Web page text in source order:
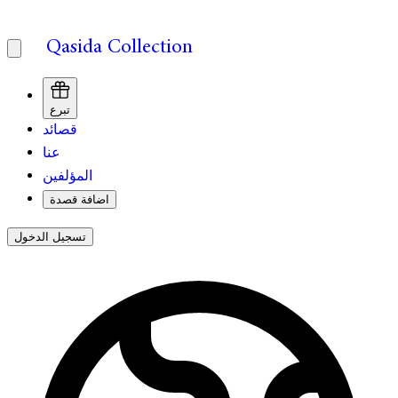
Qasida Collection
تبرع
قصائد
عنا
المؤلفين
اضافة قصدة
تسجيل الدخول